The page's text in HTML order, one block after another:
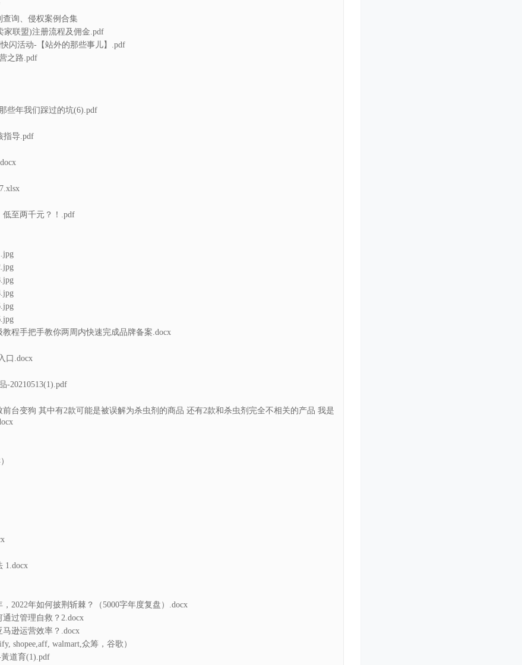
查询、侵权案例合集
家联盟)注册流程及佣金.pdf
闪活动-【站外的那些事儿】.pdf
之路.pdf
些年我们踩过的坑(6).pdf
指导.pdf
至两千元？！.pdf
程手把手教你两周内快速完成品牌备案.docx
口.docx
-20210513(1).pdf
台变狗 其中有2款可能是被误解为杀虫剂的商品 还有2款和杀虫剂完全不相关的产品 我是
1.docx
2022年如何披荆斩棘？（5000字年度复盘）.docx
过管理自救？2.docx
逊运营效率？.docx
shopee,aff, walmart,众筹，谷歌）
道育(1).pdf